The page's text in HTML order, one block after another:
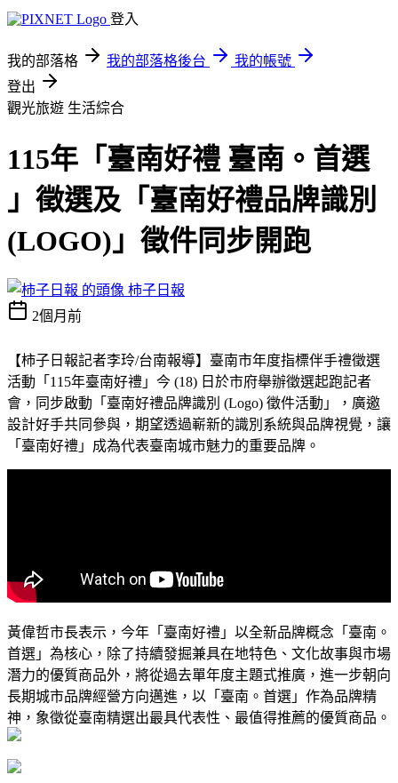
登入
我的部落格 我的部落格後台
我的帳號
登出
觀光旅遊 生活綜合
115年「臺南好禮 臺南。首選
」徵選及「臺南好禮品牌識別
(LOGO)」徵件同步開跑
柿子日報
2個月前
【柿子日報記者李玲/台南報導】臺南市年度指標伴手禮徵選
活動「115年臺南好禮」今 (18) 日於市府舉辦徵選起跑記者
會，同步啟動「臺南好禮品牌識別 (Logo) 徵件活動」，廣邀
設計好手共同參與，期望透過嶄新的識別系統與品牌視覺，讓
「臺南好禮」成為代表臺南城市魅力的重要品牌。
黃偉哲市長表示，今年「臺南好禮」以全新品牌概念「臺南。
首選」為核心，除了持續發掘兼具在地特色、文化故事與市場
潛力的優質商品外，將從過去單年度主題式推廣，進一步朝向
長期城市品牌經營方向邁進，以「臺南。首選」作為品牌精
神，象徵從臺南精選出最具代表性、最值得推薦的優質商品。